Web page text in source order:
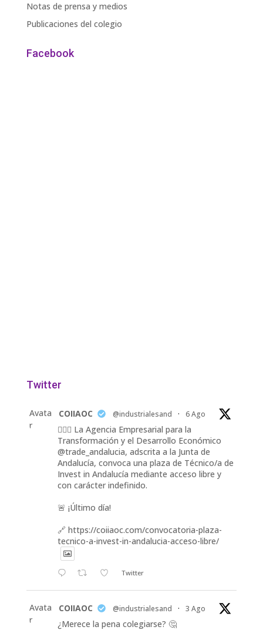
Notas de prensa y medios
Publicaciones del colegio
Facebook
Twitter
Avata
r
COIIAOC @industrialesand · 6 Ago
👷🏽‍♀️ La Agencia Empresarial para la
Transformación y el Desarrollo Económico
@trade_andalucia, adscrita a la Junta de
Andalucía, convoca una plaza de Técnico/a de
Invest in Andalucía mediante acceso libre y
con carácter indefinido.
🚨 ¡Último día!
🔗 https://coiiaoc.com/convocatoria-plaza-
tecnico-a-invest-in-andalucia-acceso-libre/
Twitter
Avata
r
COIIAOC @industrialesand · 3 Ago
¿Merece la pena colegiarse? 🤔